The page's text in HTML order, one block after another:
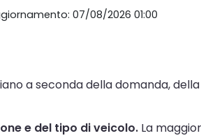
07/08/2026 01:00
a seconda della domanda,
e del tipo di veicolo. La